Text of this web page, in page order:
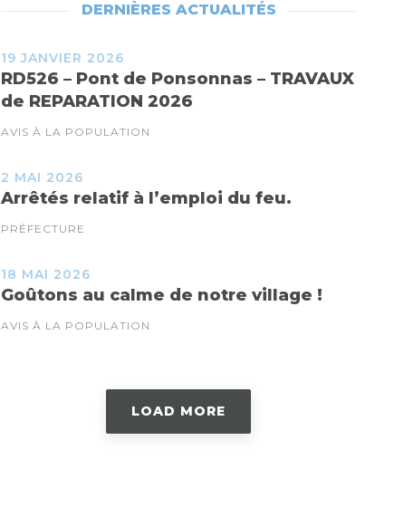
DERNIÈRES ACTUALITÉS
19 JANVIER 2026
RD526 – Pont de Ponsonnas – TRAVAUX
de REPARATION 2026
AVIS À LA POPULATION
2 MAI 2026
Arrêtés relatif à l’emploi du feu.
PRÉFECTURE
18 MAI 2026
Goûtons au calme de notre village !
AVIS À LA POPULATION
LOAD MORE